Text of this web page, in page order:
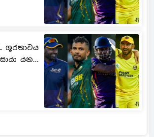
ශූරතාවය
යන...